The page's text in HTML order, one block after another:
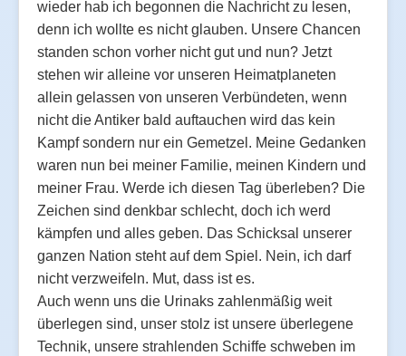
wieder hab ich begonnen die Nachricht zu lesen,
denn ich wollte es nicht glauben. Unsere Chancen
standen schon vorher nicht gut und nun? Jetzt
stehen wir alleine vor unseren Heimatplaneten
allein gelassen von unseren Verbündeten, wenn
nicht die Antiker bald auftauchen wird das kein
Kampf sondern nur ein Gemetzel. Meine Gedanken
waren nun bei meiner Familie, meinen Kindern und
meiner Frau. Werde ich diesen Tag überleben? Die
Zeichen sind denkbar schlecht, doch ich werd
kämpfen und alles geben. Das Schicksal unserer
ganzen Nation steht auf dem Spiel. Nein, ich darf
nicht verzweifeln. Mut, dass ist es.
Auch wenn uns die Urinaks zahlenmäßig weit
überlegen sind, unser stolz ist unsere überlegene
Technik, unsere strahlenden Schiffe schweben im